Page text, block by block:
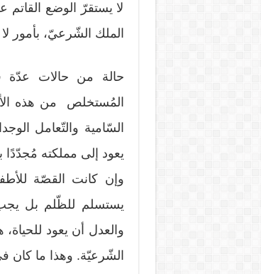
لا يستقرّ الوضع
الملك الشّرعيّ، بأمور
حالة من حالات عدّة
المُستخلص من هذه
السّامية والتّعامل
يعود إلى مملكته مُجدّدًا
وإن كانت القصّة
يستسلم للظّلم بل يجب
والعدل أن يعود
الشّرعيّة. وهذا ما كان